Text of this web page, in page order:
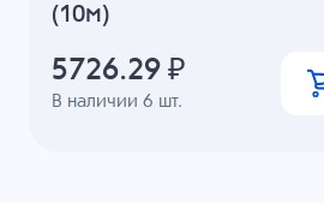
(10м)
В наличии6 шт.
5726.29 ₽